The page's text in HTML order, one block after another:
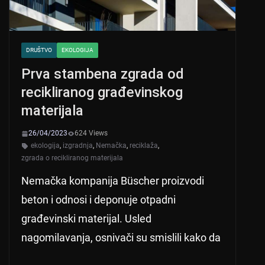
DRUŠTVO EKOLOGIJA
Prva stambena zgrada od
recikliranog građevinskog
materijala
26/04/2023
624 Views
ekologija, izgradnja, Nemačka, reciklaža,
zgrada o recikliranog materijala
Nemačka kompanija Büscher proizvodi
beton i odnosi i deponuje otpadni
građevinski materijal. Usled
nagomilavanja, osnivači su smislili kako da